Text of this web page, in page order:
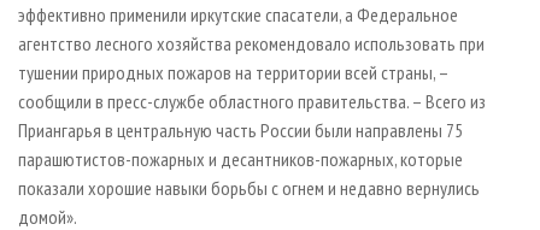
эффективно применили иркутские спасатели, а Федеральное
агентство лесного хозяйства рекомендовало использовать при
тушении природных пожаров на территории всей страны, –
сообщили в пресс-службе областного правительства. – Всего из
Приангарья в центральную часть России были направлены 75
парашютистов-пожарных и десантников-пожарных, которые
показали хорошие навыки борьбы с огнем и недавно вернулись
домой».